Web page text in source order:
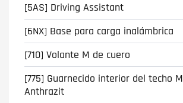
[5AS] Driving Assistant
[6NX] Base para carga inalámbrica
[710] Volante M de cuero
[775] Guarnecido interior del techo M
Anthrazit